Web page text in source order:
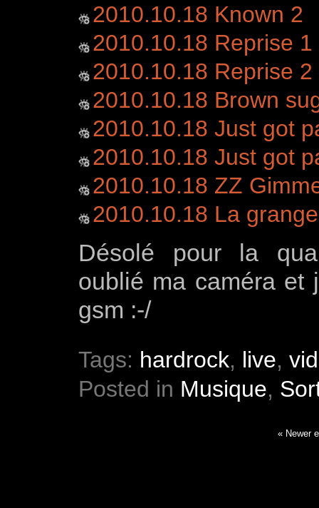
2010.10.18 Known 2
2010.10.18 Reprise 1
2010.10.18 Reprise 2
2010.10.18 Brown
2010.10.18 Just got
2010.10.18 Just got
2010.10.18 ZZ
2010.10.18 La grange
Désolé pour la
oublié ma caméra et
gsm :-/
Tags: hardrock, live,
Posted in Musique,
« Newer